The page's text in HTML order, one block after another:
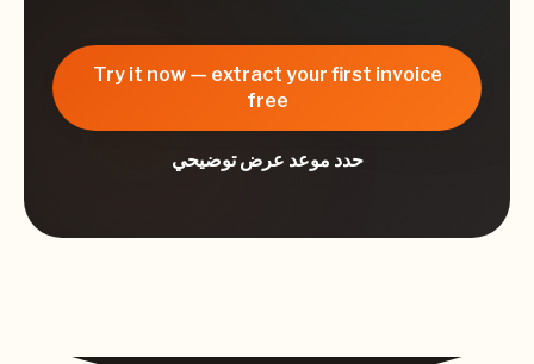
Try it now — extract your first invoice
free
حدد موعد عرض توضيحي